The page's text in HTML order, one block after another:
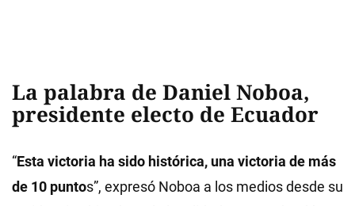
La palabra de Daniel Noboa,
presidente electo de Ecuador
“Esta victoria ha sido histórica, una victoria de más
de 10 puntos”, expresó Noboa a los medios desde su